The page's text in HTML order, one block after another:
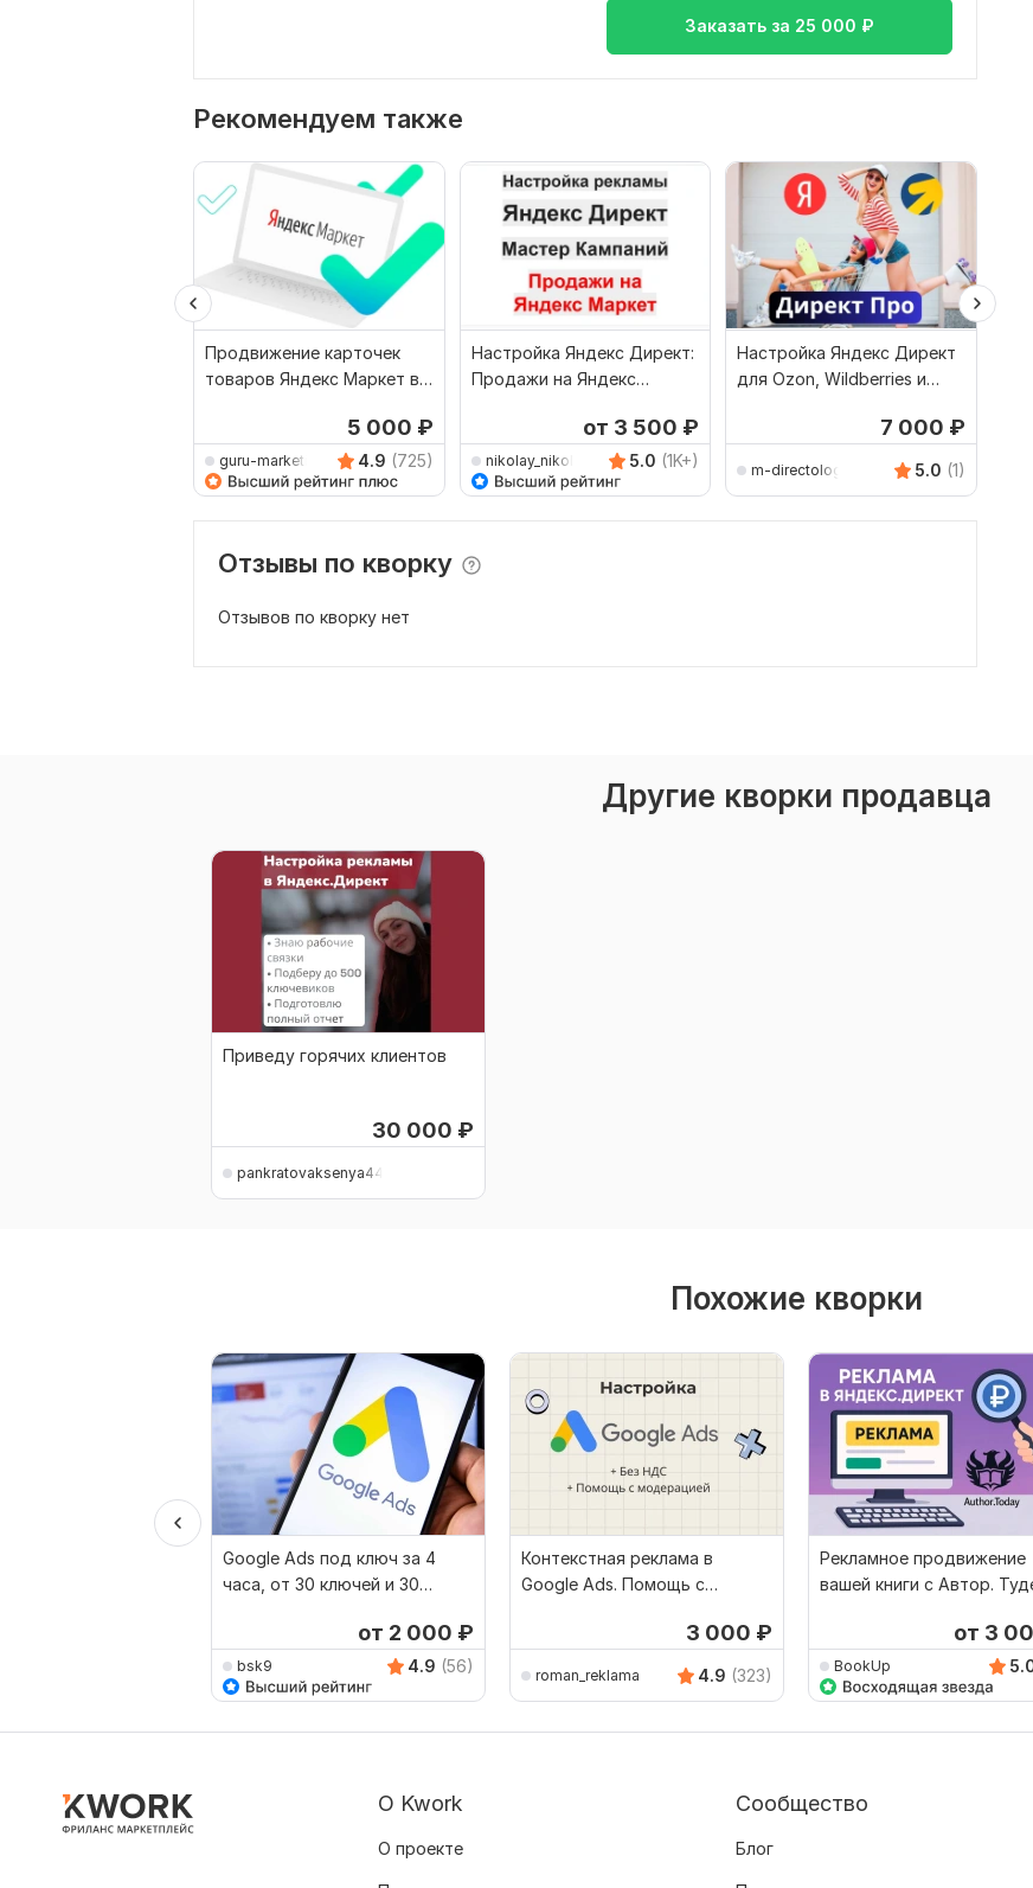
Заказать за 25 000 ₽
Рекомендуем также
Продвижение карточек
товаров Яндекс Маркет в
5 000 ₽
guru-marketing 4.9 (725)
Настройка Яндекс Директ:
Продажи на Яндекс
от 3 500 ₽
nikolay_nikolaevich 5.0 (1K+)
Настройка Яндекс Директ
для Ozon, Wildberries и
7 000 ₽
m-directolog 5.0 (1)
Отзывы по кворку
Отзывов по кворку нет
Другие кворки продавца
Приведу горячих клиентов
30 000 ₽
pankratovaksenya44
Похожие кворки
Google Ads под ключ за 4
часа, от 30 ключей и 30
от 2 000 ₽
bsk9 4.9 (56)
Контекстная реклама в
Google Ads. Помощь с
3 000 ₽
roman_reklama 4.9 (323)
Рекламное продвижение
вашей книги с Автор.
от 3
BookUp
О Kwork
О проекте
Сообщество
Блог